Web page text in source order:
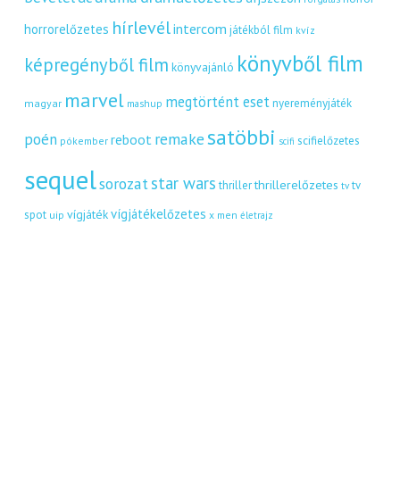
horrorelőzetes hírlevélintercom játékból film kvíz
képregényből film könyvajánló könyvből film
magyar marvel mashup megtörtént eset nyereményjáték
poén pókember reboot remakesatöbbi scifi scifielőzetes
sequelsorozatstar wars thriller thrillerelőzetes tv tv
spot uip vígjátékvígjátékelőzetes x men életrajz